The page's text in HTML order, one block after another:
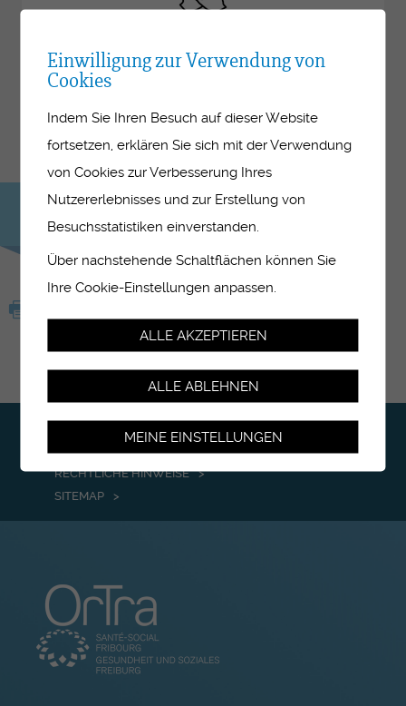
Weiterbildung
Lehrbetrieb im Bereich Gesundheit, Soziales
und medizinische Praxisassistenz
Siehe
Kursprogramm
IMPRESSUM
RECHTLICHE HINWEISE
SITEMAP
Einwilligung zur Verwendung von
Cookies
Indem Sie Ihren Besuch auf dieser Website
fortsetzen, erklären Sie sich mit der Verwendung
von Cookies zur Verbesserung Ihres
Nutzererlebnisses und zur Erstellung von
Besuchsstatistiken einverstanden.
Über nachstehende Schaltflächen können Sie
Ihre Cookie-Einstellungen anpassen.
ALLE AKZEPTIEREN
ALLE ABLEHNEN
MEINE EINSTELLUNGEN